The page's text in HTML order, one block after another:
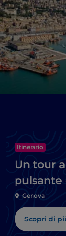
Itinerario
Un tour
pulsante
Genova
Scopri di